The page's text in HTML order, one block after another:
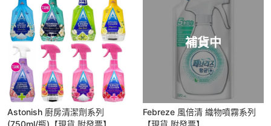
Astonish 廚房清潔劑系列
(750ml/瓶)【現貨 附發票】
補貨中
Febreze 風倍清 織物噴霧系列
【現貨 附發票】